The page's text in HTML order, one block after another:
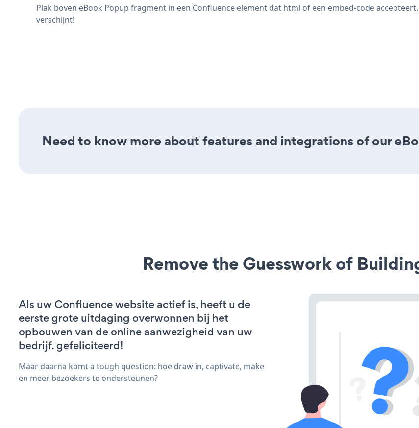
Plak boven eBook Popup fragment in een Confluence element dat html of een embed-code
verschijnt!
Need to know more about features and integrations of our
Remove the Guesswork of
Als uw Confluence website actief is, heeft u de
eerste grote uitdaging overwonnen bij het
opbouwen van de online aanwezigheid van uw
bedrijf. gefeliciteerd!
Maar daarna komt a tough question: hoe draw in, captivate, make
en meer bezoekers te ondersteunen?